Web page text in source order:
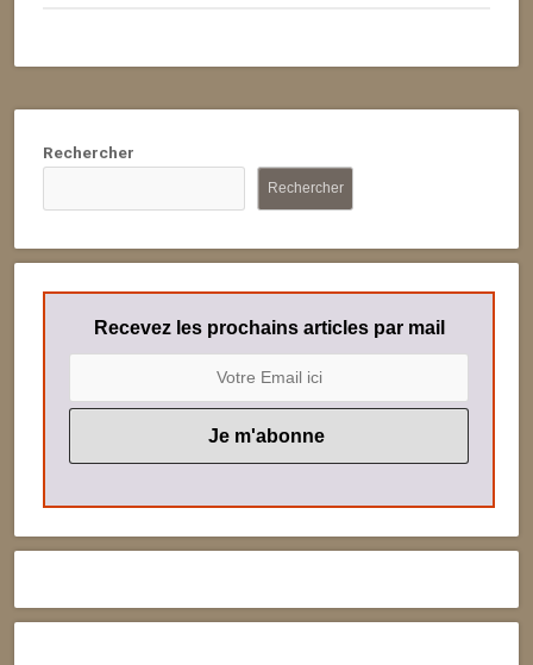
Rechercher
Rechercher
Recevez les prochains articles par mail